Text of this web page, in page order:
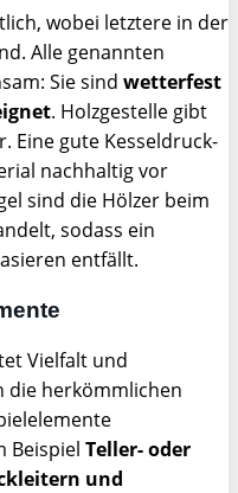
wobei letztere in der
Alle genannten
Sie sind wetterfest
. Holzgestelle gibt
Eine gute Kesseldruck-
nachhaltig vor
sind die Hölzer beim
sodass ein
entfällt.
Vielfalt und
die herkömmlichen
Beispiel Teller- oder
und